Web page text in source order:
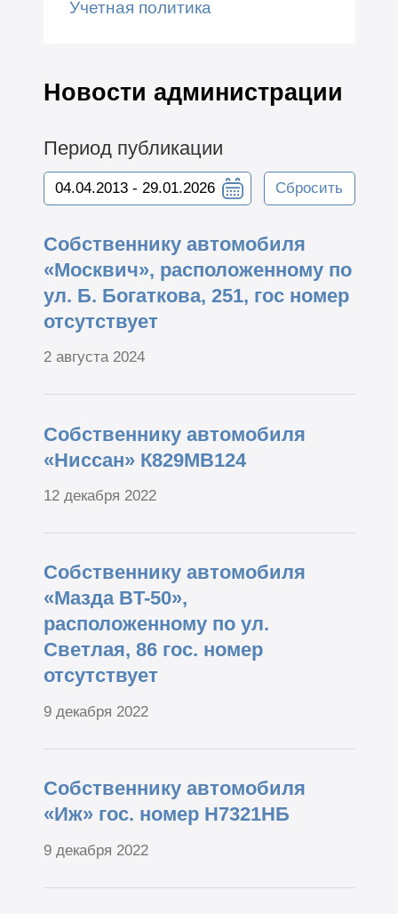
Учетная политика
Новости администрации
Период публикации
Сбросить
Собственнику автомобиля
«Москвич», расположенному по
ул. Б. Богаткова, 251, гос номер
отсутствует
2 августа 2024
Собственнику автомобиля
«Ниссан» К829МВ124
12 декабря 2022
Собственнику автомобиля
«Мазда BT-50»,
расположенному по ул.
Светлая, 86 гос. номер
отсутствует
9 декабря 2022
Собственнику автомобиля
«Иж» гос. номер Н7321НБ
9 декабря 2022